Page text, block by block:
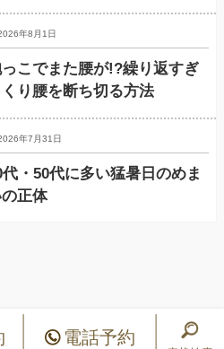
こでまた腰が!?繰り返すぎ
くり腰を断ち切る方法
年8月1日
代・50代に多い猛暑日のめま
正体
年7月31日
電話予約